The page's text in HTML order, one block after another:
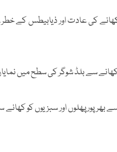
کھانے کی عادت اور ذیابیطس کے
کھانے سے بلڈ شوگر کی سطح میں
سے بھرپور پھلوں اور سبزیوں کو